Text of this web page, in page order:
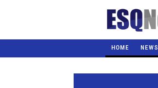
HOME NEWS